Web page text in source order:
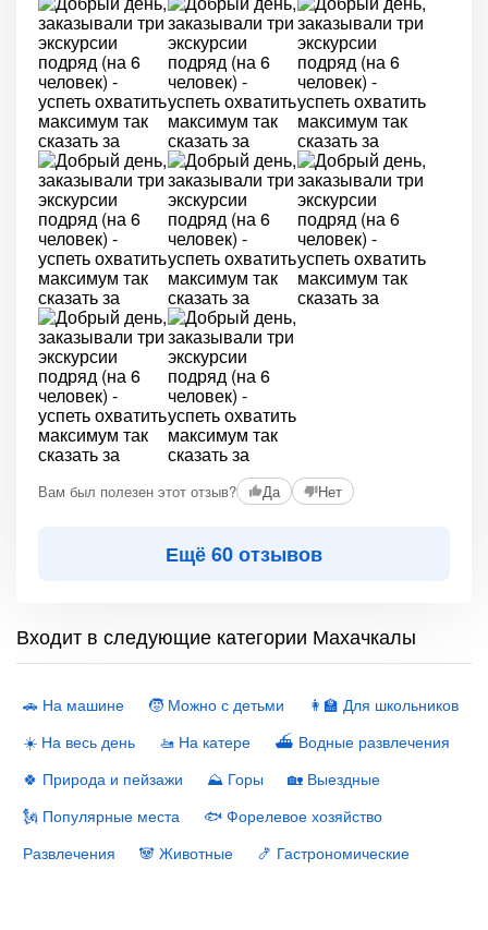
Вам был полезен этот отзыв? Да Нет
Ещё 60 отзывов
Входит в следующие категории Махачкалы
🚗 На машине 🧒 Можно с детьми
👩‍🏫 Для школьников
☀️ На весь день
🚤 На катере
⛴ Водные развлечения
🍀 Природа и пейзажи
⛰ Горы
🏡 Выездные
🗽 Популярные места
🐟 Форелевое хозяйство
Развлечения
🐼 Животные 🍤 Гастрономические